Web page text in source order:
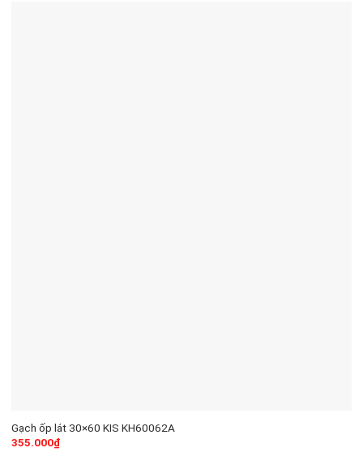
Gạch ốp lát 30×60 KIS KH60062A
355.000₫